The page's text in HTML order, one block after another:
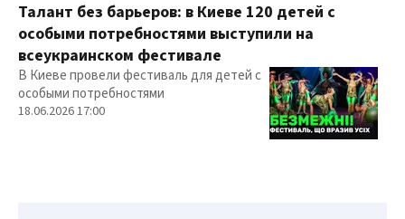
Талант без барьеров: в Киеве 120 детей с
особыми потребностями выступили на
всеукраинском фестивале
В Киеве провели фестиваль для детей с
особыми потребностями
18.06.2026 17:00